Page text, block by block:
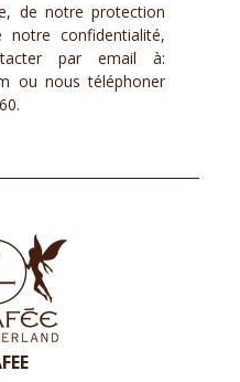
de notre protection
confidentialité,
par email à:
ou nous téléphoner